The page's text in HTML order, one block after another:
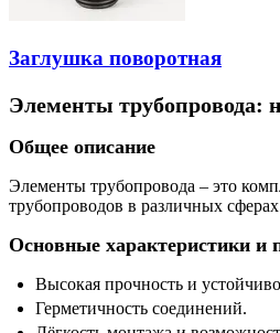
Заглушка поворотная
Элементы трубопровода:
Общее описание
Элементы трубопровода – это
трубопроводов в различных
Основные характеристики и
Высокая прочность и
Герметичность соединений.